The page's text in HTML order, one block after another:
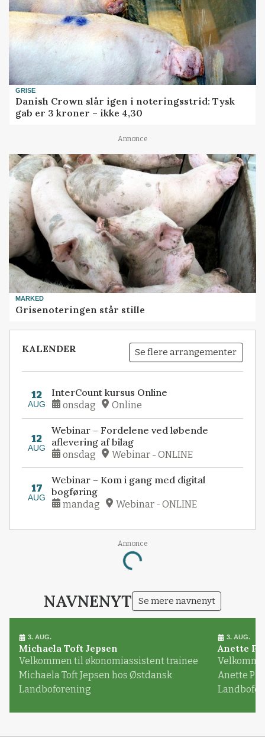
GRISE
Danish Crown slår igen i noteringsstrid: Tysk
gab er 3 kroner – ikke 4,30
Annonce
MARKED
Grisenoteringen står stille
KALENDER Se flere arrangementer
12
AUG
InterCount kursus Online
onsdag Online
12
AUG
Webinar – Fordelene ved løbende
aflevering af bilag
onsdag Webinar - ONLINE
17
AUG
Webinar – Kom i gang med digital
bogføring
mandag Webinar - ONLINE
Annonce
Loading...
NAVNENYT Se mere navnenyt
3. AUG.
Michaela Toft Jepsen
Velkommen til økonomiassistent trainee
Michaela Toft Jepsen hos Østdansk
Landboforening
3. AUG.
Anette
Anette